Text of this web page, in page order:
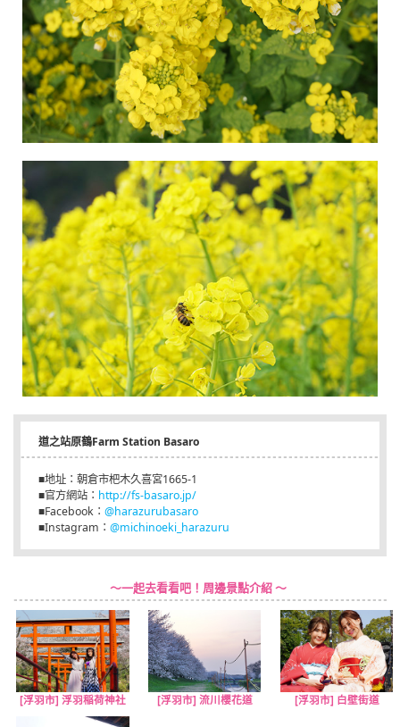
道之站原鶴Farm Station Basaro
■地址：朝倉市杷木久喜宮1665-1
■官方網站： http://fs-basaro.jp/
■Facebook： @harazurubasaro
■Instagram： @michinoeki_harazuru
～一起去看看吧！周邊景點介紹 ～
[浮羽市] 浮羽稲荷神社 [浮羽市] 流川櫻花道 [浮羽市] 白壁街道